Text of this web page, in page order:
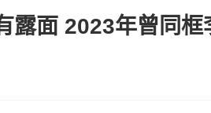
露面 2023年曾同